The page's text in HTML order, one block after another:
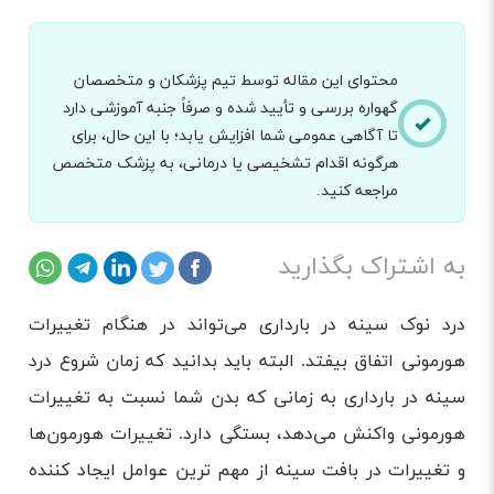
محتوای این مقاله توسط تیم پزشکان و متخصصان
گهواره بررسی و تأیید شده و صرفاً جنبه آموزشی دارد
تا آگاهی عمومی شما افزایش یابد؛ با این حال، برای
هرگونه اقدام تشخیصی یا درمانی، به پزشک متخصص
مراجعه کنید.
به اشتراک بگذارید
درد نوک سینه در بارداری می‌تواند در هنگام تغییرات
هورمونی اتفاق بیفتد. البته باید بدانید که زمان شروع درد
سینه در بارداری به زمانی که بدن شما نسبت به تغییرات
هورمونی واکنش می‌دهد، بستگی دارد. تغییرات هورمون‌ها
و تغییرات در بافت سینه از مهم ترین عوامل ایجاد کننده